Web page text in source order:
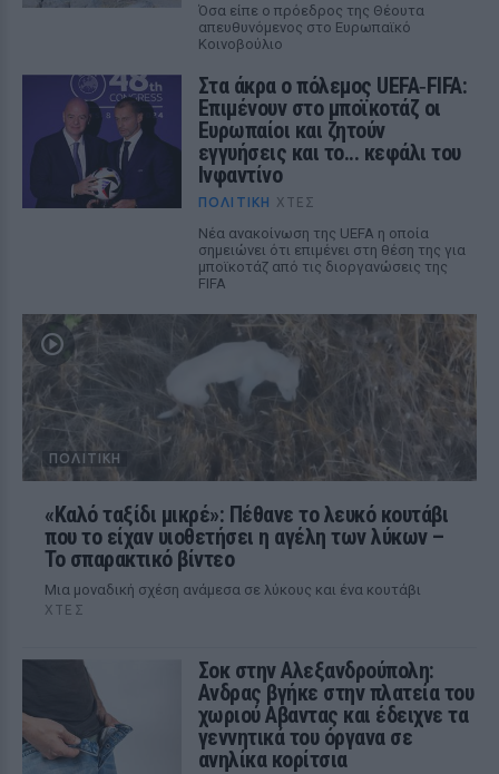
Όσα είπε ο πρόεδρος της Θέουτα
απευθυνόμενος στο Ευρωπαϊκό
Κοινοβούλιο
Στα άκρα ο πόλεμος UEFA‑FIFA:
Επιμένουν στο μποϊκοτάζ οι
Ευρωπαίοι και ζητούν
εγγυήσεις και το... κεφάλι του
Ινφαντίνο
ΠΟΛΙΤΙΚΉ ΧΤΕΣ
Νέα ανακοίνωση της UEFA η οποία
σημειώνει ότι επιμένει στη θέση της για
μποϊκοτάζ από τις διοργανώσεις της
FIFA
ΠΟΛΙΤΙΚΉ
«Καλό ταξίδι μικρέ»: Πέθανε το λευκό κουτάβι
που το είχαν υιοθετήσει η αγέλη των λύκων –
Το σπαρακτικό βίντεο
Μια μοναδική σχέση ανάμεσα σε λύκους και ένα κουτάβι
ΧΤΕΣ
Σοκ στην Αλεξανδρούπολη:
Ανδρας βγήκε στην πλατεία του
χωριού Αβαντας και έδειχνε τα
γεννητικά του όργανα σε
ανηλίκα κορίτσια